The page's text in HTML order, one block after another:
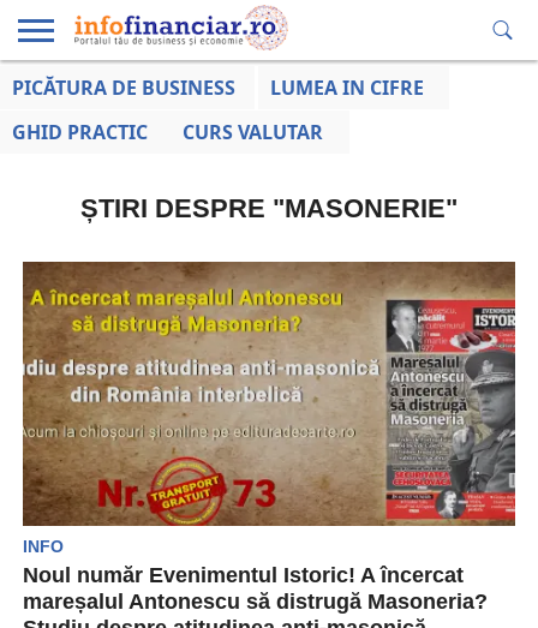
EDUCAȚIE
LA ZI
AFACERILOR
PICĂTURA DE BUSINESS
LUMEA IN CIFRE
GHID PRACTIC
CURS VALUTAR
ȘTIRI DESPRE "MASONERIE"
INFO
Noul număr Evenimentul Istoric! A încercat
mareșalul Antonescu să distrugă Masoneria?